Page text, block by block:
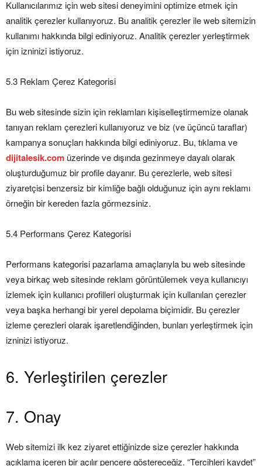
Kullanıcılarımız için web sitesi deneyimini optimize etmek için
analitik çerezler kullanıyoruz. Bu analitik çerezler ile web sitemizin
kullanımı hakkında bilgi ediniyoruz. Analitik çerezler yerleştirmek
için izninizi istiyoruz.
5.3 Reklam Çerez Kategorisi
Bu web sitesinde sizin için reklamları kişiselleştirmemize olanak
tanıyan reklam çerezleri kullanıyoruz ve biz (ve üçüncü taraflar)
kampanya sonuçları hakkında bilgi ediniyoruz. Bu, tıklama ve
dijitalesik.com üzerinde ve dışında gezinmeye dayalı olarak
oluşturduğumuz bir profile dayanır. Bu çerezlerle, web sitesi
ziyaretçisi benzersiz bir kimliğe bağlı olduğunuz için aynı reklamı
örneğin bir kereden fazla görmezsiniz.
5.4 Performans Çerez Kategorisi
Performans kategorisi pazarlama amaçlarıyla bu web sitesinde
veya birkaç web sitesinde reklam görüntülemek veya kullanıcıyı
izlemek için kullanıcı profilleri oluşturmak için kullanılan çerezler
veya başka herhangi bir yerel depolama biçimidir. Bu çerezler
izleme çerezleri olarak işaretlendiğinden, bunları yerleştirmek için
izninizi istiyoruz.
6. Yerleştirilen çerezler
7. Onay
Web sitemizi ilk kez ziyaret ettiğinizde size çerezler hakkında
açıklama içeren bir açılır pencere göstereceğiz. “Tercihleri ​​kaydet”